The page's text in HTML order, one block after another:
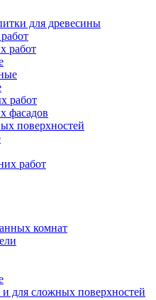
для древесины
работ
работ
фасадов
поверхностей
работ
комнат
и для сложных поверхностей